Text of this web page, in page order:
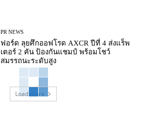
PR NEWS
ฟอร์ด ลุยศึกออฟโรด AXCR ปีที่ 4 ส่งแร็พ
เตอร์ 2 คัน ป้องกันแชมป์ พร้อมโชว์
สมรรถนะระดับสูง
Load more